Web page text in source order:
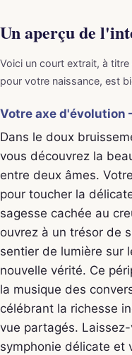
Un aperçu de
Voici un court extrait, à
pour votre naissance, est
Votre axe d'évolution
Dans le doux
vous découvrez la
entre deux âmes.
pour toucher la
sagesse cachée au
ouvrez à un trésor de
sentier de lumière sur
nouvelle vérité. Ce
la musique des
célébrant la richesse
vue partagés.
symphonie délicate et